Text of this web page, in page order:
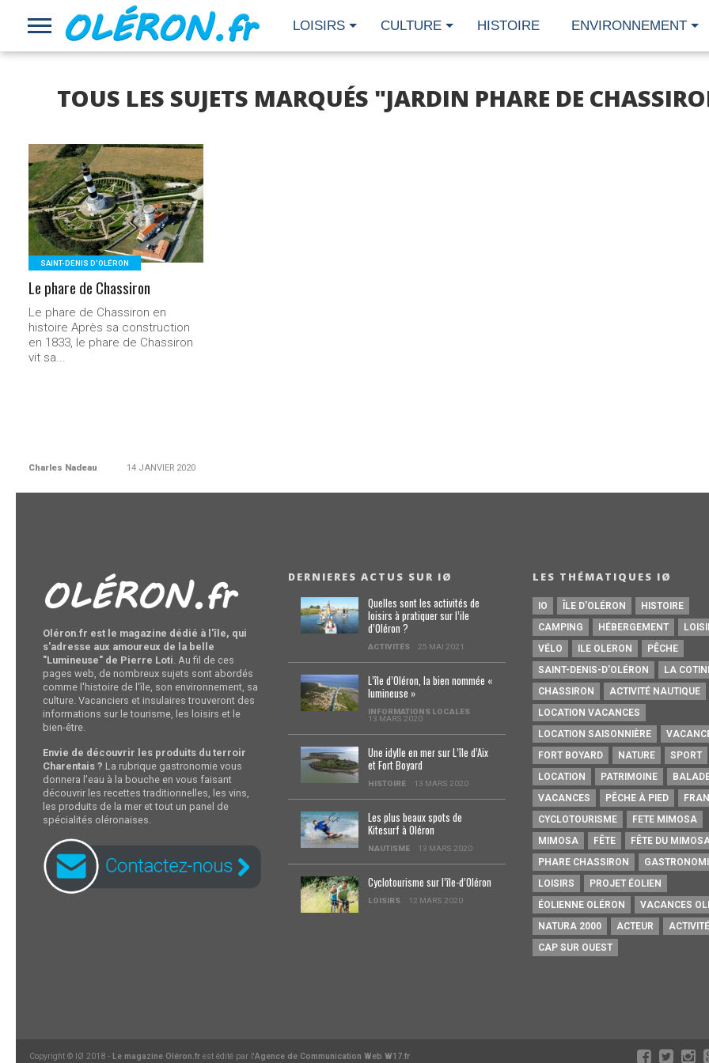
LOISIRS CULTURE HISTOIRE ENVIRONNEMENT
TOUS LES SUJETS MARQUÉS "JARDIN PHARE DE
LIRE LA
SUITE...
SAINT-DENIS D'OLÉRON
Le phare de Chassiron
Le phare de Chassiron en
histoire Après sa construction
en 1833, le phare de Chassiron
vit sa...
Charles Nadeau 14 JANVIER 2020
Oléron.fr est le magazine dédié à l'île, qui
s'adresse aux amoureux de la belle
"Lumineuse" de Pierre Loti. Au fil de ces
pages web, de nombreux sujets sont abordés
comme l'histoire de l'île, son environnement, sa
culture. Vacanciers et insulaires trouveront des
informations sur le tourisme, les loisirs et le
bien-être.
Envie de découvrir les produits du terroir
Charentais ? La rubrique gastronomie vous
donnera l'eau à la bouche en vous faisant
découvrir les recettes traditionnelles, les vins,
les produits de la mer et tout un panel de
spécialités oléronaises.
DERNIERES ACTUS SUR IØ
Quelles sont les activités de
loisirs à pratiquer sur l’ile
d’Oléron ?
ACTIVITÉS 25 MAI 2021
L’île d’Oléron, la bien nommée «
lumineuse »
INFORMATIONS LOCALES
13 MARS 2020
Une idylle en mer sur L’île d’Aix
et Fort Boyard
HISTOIRE 13 MARS 2020
Les plus beaux spots de
Kitesurf à Oléron
NAUTISME 13 MARS 2020
Cyclotourisme sur l’île-d’0léron
LOISIRS 12 MARS 2020
LES THÉMATIQUES IØ
IO ÎLE D'OLÉRON
HISTOIRE
CAMPING
HÉBERGEMENT
VÉLO
ILE OLERON
PÊCHE
SAINT-DENIS-D'OLÉRON
LA
CHASSIRON
ACTIVITÉ NAUTIQUE
LOCATION VACANCES
LOCATION SAISONNIÈRE
FORT BOYARD
NATURE
SPORT
LOCATION
PATRIMOINE
VACANCES
PÊCHE À PIED
CYCLOTOURISME
FETE MIMOSA
MIMOSA
FÊTE
FÊTE DU
PHARE CHASSIRON
LOISIRS
PROJET ÉOLIEN
ÉOLIENNE OLÉRON
VACANCES
NATURA 2000
ACTEUR
CAP SUR OUEST
Copyright © IØ 2018 - Le magazine Oléron.fr est édité par l'Agence de Communication Web W17.fr